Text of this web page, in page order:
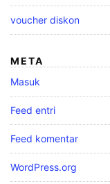
voucher diskon
META
Masuk
Feed entri
Feed komentar
WordPress.org